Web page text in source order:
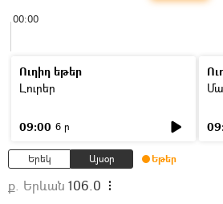
00:00
Ուղիղ եթեր
Լուրեր
09:00 6 ր
Երեկ Այսօր Եթեր
ք. Երևան 106.0